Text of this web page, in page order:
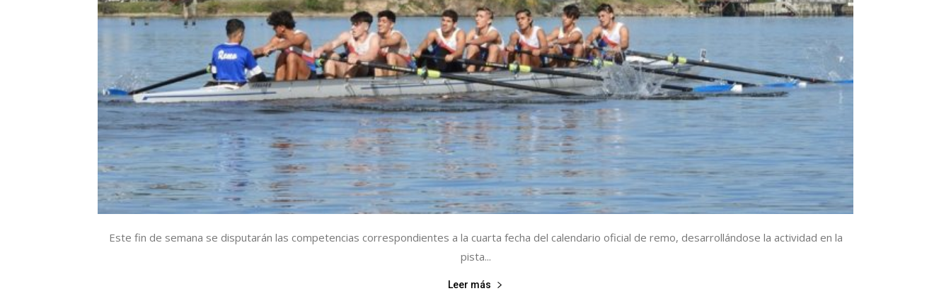
Este fin de semana se disputarán las competencias correspondientes a la cuarta fecha del calendario oficial de remo, desarrollándose la actividad en la
pista...
Leer más